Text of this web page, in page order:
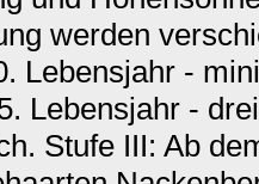
werden
Lebensjahr -
Lebensjahr -
Stufe III: Ab